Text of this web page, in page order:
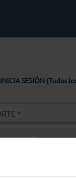
INICIA SESIÓN (Todos
Entrar